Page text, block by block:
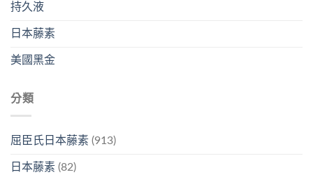
持久液
日本藤素
美國黑金
分類
屈臣氏日本藤素 (913)
日本藤素 (82)